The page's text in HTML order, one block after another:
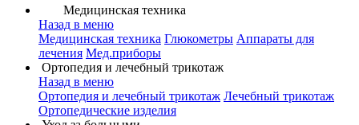
Медицинская техника
Назад в меню
Медицинская техника Глюкометры Аппараты для
лечения Мед.приборы
Ортопедия и лечебный трикотаж
Назад в меню
Ортопедия и лечебный трикотаж Лечебный трикотаж
Ортопедические изделия